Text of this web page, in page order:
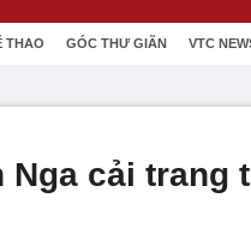
THAO GÓC THƯ GIÃN VTC
cải trang